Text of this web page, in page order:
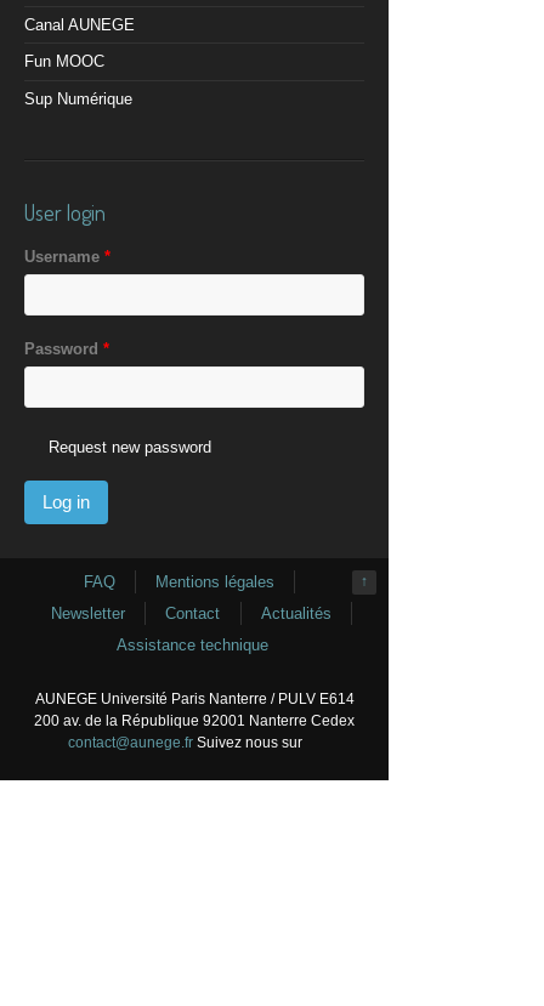
Canal AUNEGE
Fun MOOC
Sup Numérique
User login
Username *
Password *
Request new password
↑
FAQ
Mentions légales
Newsletter
Contact
Actualités
Assistance technique
AUNEGE Université Paris Nanterre / PULV E614
200 av. de la République 92001 Nanterre Cedex
contact@aunege.frSuivez nous sur